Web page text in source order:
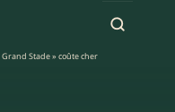
Stade » coûte cher